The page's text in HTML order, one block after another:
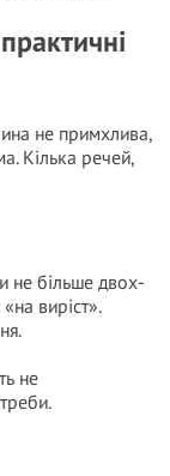
не примхлива,
Кілька речей,
не більше двох-
виріст».
не